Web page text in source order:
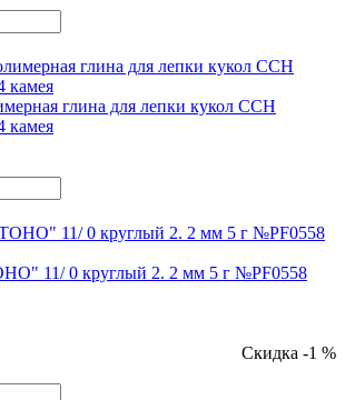
глина для лепки кукол CCH
камея
11/ 0 круглый 2. 2 мм 5 г №PF0558
Скидка -1 %